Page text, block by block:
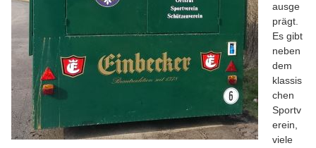
ausge
prägt.
Es gibt
neben
dem
klassis
chen
Sportv
erein,
viele